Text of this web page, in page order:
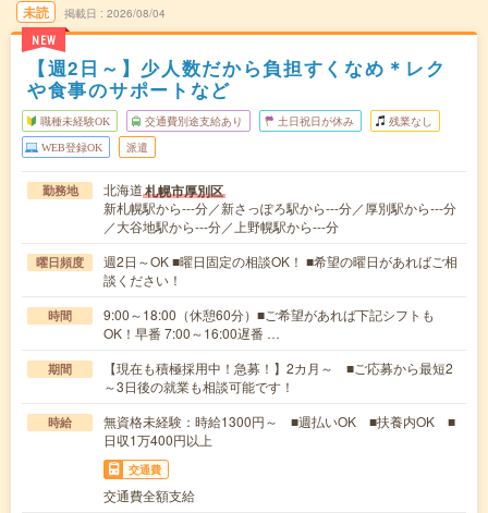
未読
NEW
掲載日 2026/08/04
【週2日～】少人数だから負担すくなめ＊レク
や食事のサポートなど
職種未経験OK 交通費別途支給あり 土日祝日が休み 残業なし
WEB登録OK 派遣
勤務地 北海道札幌市厚別区
新札幌駅から---分／新さっぽろ駅から---分／厚別駅から---分
／大谷地駅から---分／上野幌駅から---分
曜日頻度
週2日～OK ■曜日固定の相談OK！ ■希望の曜日があればご相
談ください！
時間
9:00～18:00（休憩60分）■ご希望があれば下記シフトも
OK！早番 7:00～16:00遅番 …
期間
【現在も積極採用中！急募！】2カ月～ ■ご応募から最短2
～3日後の就業も相談可能です！
時給
無資格未経験：時給1300円～ ■週払いOK ■扶養内OK ■
日収1万400円以上
交通費
交通費全額支給